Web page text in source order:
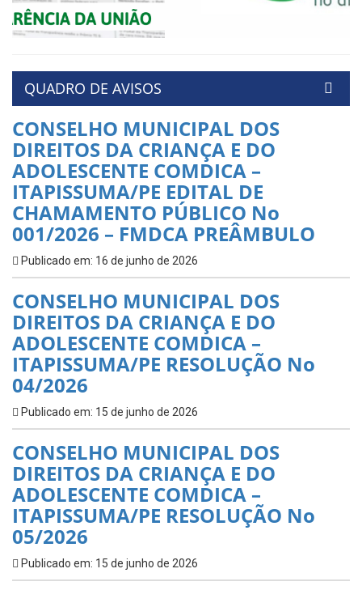
QUADRO DE AVISOS
CONSELHO MUNICIPAL DOS
DIREITOS DA CRIANÇA E DO
ADOLESCENTE COMDICA –
ITAPISSUMA/PE EDITAL DE
CHAMAMENTO PÚBLICO No
001/2026 – FMDCA PREÂMBULO
Publicado em: 16 de junho de 2026
CONSELHO MUNICIPAL DOS
DIREITOS DA CRIANÇA E DO
ADOLESCENTE COMDICA –
ITAPISSUMA/PE RESOLUÇÃO No
04/2026
Publicado em: 15 de junho de 2026
CONSELHO MUNICIPAL DOS
DIREITOS DA CRIANÇA E DO
ADOLESCENTE COMDICA –
ITAPISSUMA/PE RESOLUÇÃO No
05/2026
Publicado em: 15 de junho de 2026